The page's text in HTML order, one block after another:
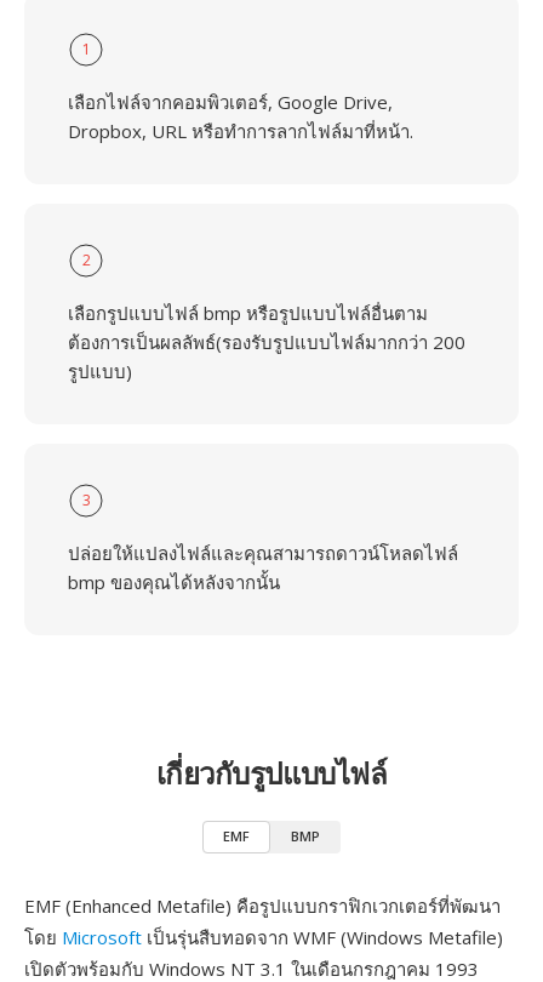
1
เลือกไฟล์จากคอมพิวเตอร์, Google Drive,
Dropbox, URL หรือทำการลากไฟล์มาที่หน้า.
2
เลือกรูปแบบไฟล์ bmp หรือรูปแบบไฟล์อื่นตาม
ต้องการเป็นผลลัพธ์(รองรับรูปแบบไฟล์มากกว่า 200
รูปแบบ)
3
ปล่อยให้แปลงไฟล์และคุณสามารถดาวน์โหลดไฟล์
bmp ของคุณได้หลังจากนั้น
เกี่ยวกับรูปแบบไฟล์
EMF BMP
EMF (Enhanced Metafile) คือรูปแบบกราฟิกเวกเตอร์ที่พัฒนา
โดย Microsoft เป็นรุ่นสืบทอดจาก WMF (Windows Metafile)
เปิดตัวพร้อมกับ Windows NT 3.1 ในเดือนกรกฎาคม 1993